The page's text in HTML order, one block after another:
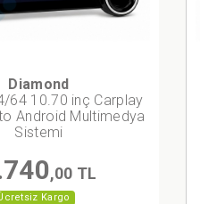
Kargo
Diamond
64 10.70 inç Carplay
Android Multimedya
Sistemi
,00 TL